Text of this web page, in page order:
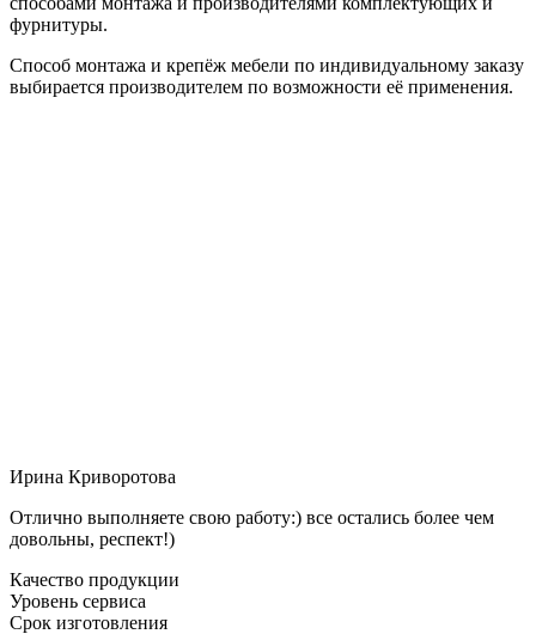
фурнитуры.
Способ монтажа и крепёж мебели по индивидуальному заказу
выбирается производителем по возможности её применения.
Ирина Криворотова
Отлично выполняете свою работу:) все остались более чем
довольны, респект!)
Качество продукции
Уровень сервиса
Срок изготовления